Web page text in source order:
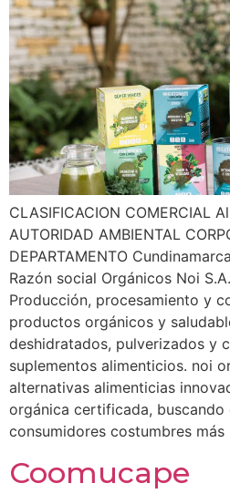
CLASIFICACION COMERCIAL
AUTORIDAD AMBIENTAL
DEPARTAMENTO
Razón social Orgánicos Noi
Producción, procesamiento y
productos orgánicos y
deshidratados, pulverizados y
suplementos alimenticios. noi
alternativas alimenticias
orgánica certificada, buscando
consumidores costumbres
Coomucape